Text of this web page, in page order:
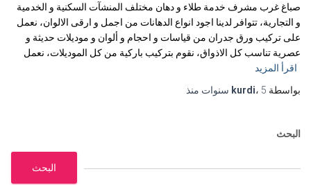
صباغ غرب مشرف خدمة طلاء و دهان مختلف المنشآت السكنية و الخدمية
و التجارية، تتوافر لدينا اجود انواع الدهانات من اجمل و ارقى الالوان، نعمل
على تركيب ورق جدران من قياسات و احجام و ألوان و موديلات حديثة و
عصرية تناسب كل الاذواق، نقوم بتركيب باركية من كل الموديلات، نعمل
اقرأ المزيد
بواسطة
kurdi، 5 سنوات منذ
البحث
البحث